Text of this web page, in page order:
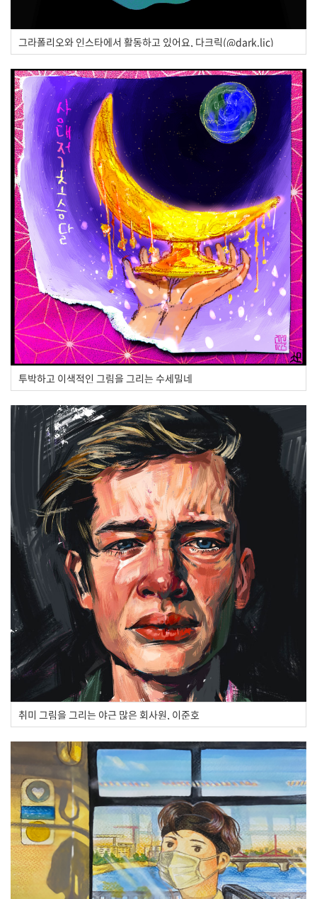
그라폴리오와 인스타에서 활동하고 있어요, 다크릭(@dark.lic)
투박하고 이색적인 그림을 그리는 수세밀네
취미 그림을 그리는 야근 많은 회사원, 이준호